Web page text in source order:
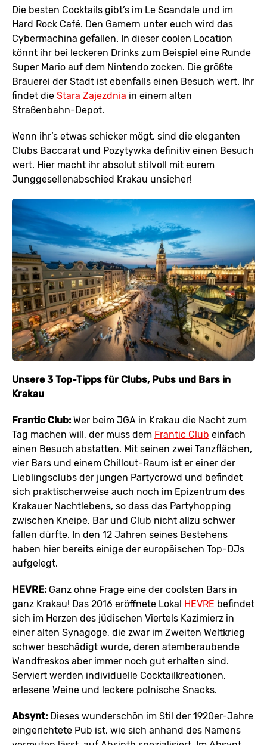
Die besten Cocktails gibt’s im Le Scandale und im
Hard Rock Café. Den Gamern unter euch wird das
Cybermachina gefallen. In dieser coolen Location
könnt ihr bei leckeren Drinks zum Beispiel eine Runde
Super Mario auf dem Nintendo zocken. Die größte
Brauerei der Stadt ist ebenfalls einen Besuch wert. Ihr
findet die Stara Zajezdnia in einem alten
Straßenbahn-Depot.
Wenn ihr’s etwas schicker mögt, sind die eleganten
Clubs Baccarat und Pozytywka definitiv einen Besuch
wert. Hier macht ihr absolut stilvoll mit eurem
Junggesellenabschied Krakau unsicher!
Unsere 3 Top-Tipps für Clubs, Pubs und Bars in
Krakau
Frantic Club: Wer beim JGA in Krakau die Nacht zum
Tag machen will, der muss dem Frantic Club einfach
einen Besuch abstatten. Mit seinen zwei Tanzflächen,
vier Bars und einem Chillout-Raum ist er einer der
Lieblingsclubs der jungen Partycrowd und befindet
sich praktischerweise auch noch im Epizentrum des
Krakauer Nachtlebens, so dass das Partyhopping
zwischen Kneipe, Bar und Club nicht allzu schwer
fallen dürfte. In den 12 Jahren seines Bestehens
haben hier bereits einige der europäischen Top-DJs
aufgelegt.
HEVRE: Ganz ohne Frage eine der coolsten Bars in
ganz Krakau! Das 2016 eröffnete Lokal HEVRE befindet
sich im Herzen des jüdischen Viertels Kazimierz in
einer alten Synagoge, die zwar im Zweiten Weltkrieg
schwer beschädigt wurde, deren atemberaubende
Wandfreskos aber immer noch gut erhalten sind.
Serviert werden individuelle Cocktailkreationen,
erlesene Weine und leckere polnische Snacks.
Absynt: Dieses wunderschön im Stil der 1920er-Jahre
eingerichtete Pub ist, wie sich anhand des Namens